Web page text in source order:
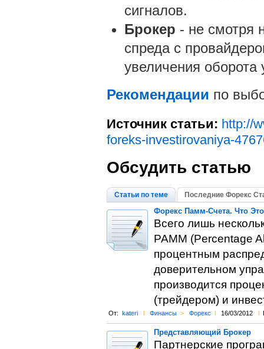
сигналов.
Брокер - не смотря
спреда с
увеличения
Рекомендации по
Источник статьи: http://
foreks-investirovaniya-
Обсудить статью
Статьи по теме Последние Форекс
Форекс Памм-Счета. Что
Всего лишь
РАММ (Percentage
процентным
доверительном
производится
(трейдером) и
От: kateri l Финансы > Форекс l 16/03/2012 l
Представляющий Брокер
Партнерские